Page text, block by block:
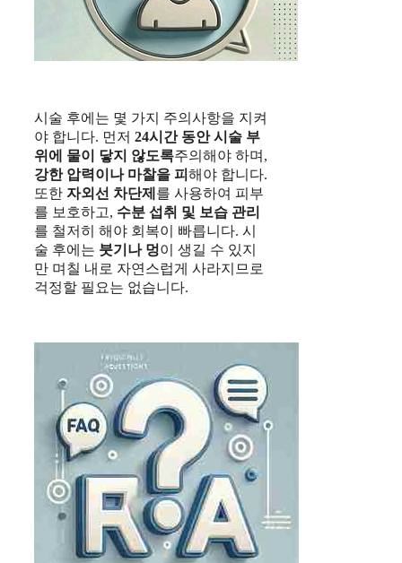
시술 후에는 몇 가지 주의사항을 지켜
야 합니다. 먼저 24시간 동안 시술 부
위에 물이 닿지 않도록주의해야 하며,
강한 압력이나 마찰을 피 해야 합니다.
또한 자외선 차단제 를 사용하여 피부
를 보호하고, 수분 섭취 및 보습 관리
를 철저히 해야 회복이 빠릅니다. 시
술 후에는 붓기나 멍이 생길 수 있지
만 며칠 내로 자연스럽게 사라지므로
걱정할 필요는 없습니다.